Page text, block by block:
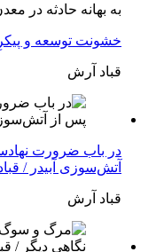
بە بهانه حادثە در
خشونت توسعه و
قباد آرش
در باب ضرورت
آتش‌سوزی آبیدر /
قباد آرش